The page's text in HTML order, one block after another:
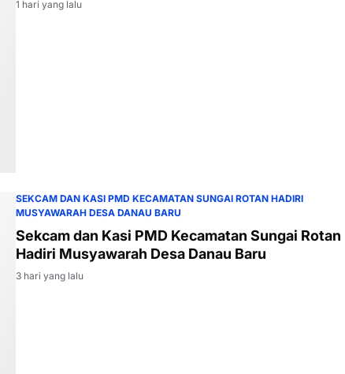
1 hari yang lalu
SEKCAM DAN KASI PMD KECAMATAN SUNGAI ROTAN HADIRI
MUSYAWARAH DESA DANAU BARU
Sekcam dan Kasi PMD Kecamatan Sungai Rotan
Hadiri Musyawarah Desa Danau Baru
3 hari yang lalu